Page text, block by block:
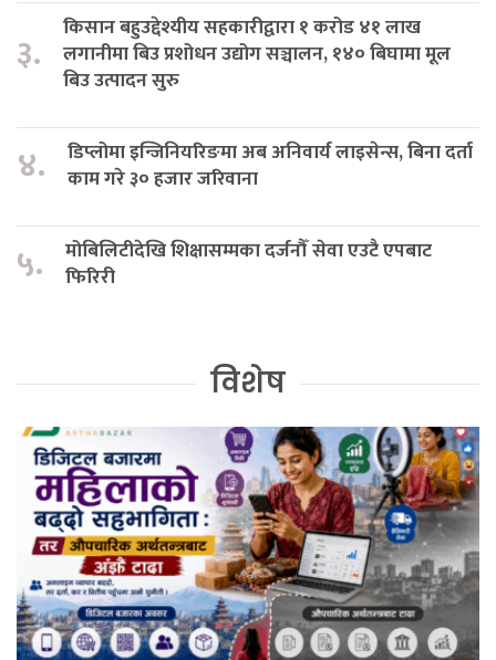
३.
किसान बहुउद्देश्यीय सहकारीद्वारा १ करोड ४१ लाख
लगानीमा बिउ प्रशोधन उद्योग सञ्चालन, १४० बिघामा मूल
बिउ उत्पादन सुरु
४.
डिप्लोमा इन्जिनियरिङमा अब अनिवार्य लाइसेन्स, बिना दर्ता
काम गरे ३० हजार जरिवाना
५.
मोबिलिटीदेखि शिक्षासम्मका दर्जनौँ सेवा एउटै एपबाट
फिरिरी
विशेष